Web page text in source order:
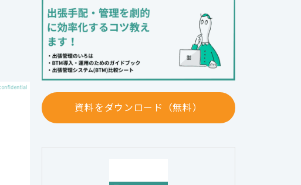
資料をダウンロード（無料）